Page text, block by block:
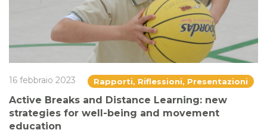
16 febbraio 2023 Rapporti, Riflessioni, Presentazioni
Active Breaks and Distance Learning: new
strategies for well-being and movement
education